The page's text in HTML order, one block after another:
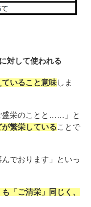
対して使われる
いること意味しま
盛栄のことと……」と
繁栄していることで
でおります」といっ
「ご清栄」同じく、